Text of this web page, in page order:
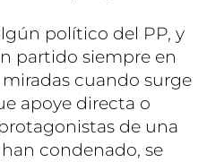
político del PP, y
partido siempre en
cuando surge
apoye directa o
de una
condenado, se